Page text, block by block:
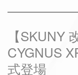
【SKUNY
CYGNUS
式登場